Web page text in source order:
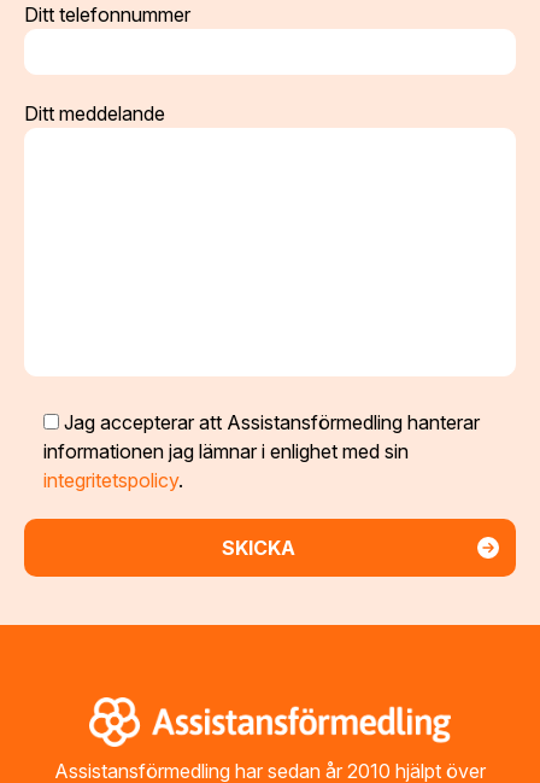
Ditt telefonnummer
Ditt meddelande
Jag accepterar att Assistansförmedling hanterar
informationen jag lämnar i enlighet med sin
integritetspolicy.
Assistansförmedling har sedan år 2010 hjälpt över